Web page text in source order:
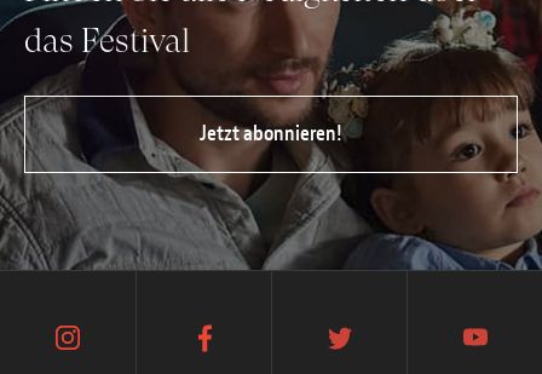
das Festival
Jetzt abonnieren!
instagram facebook twitter youtube